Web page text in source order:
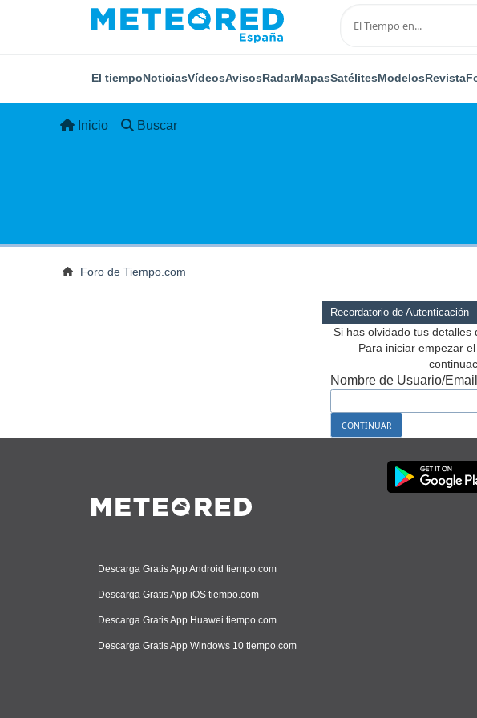
El tiempoNoticiasVídeosAvisosRadarMapasSatélitesModelosRevista
Inicio Buscar
Foro de Tiempo.com
Recordatorio de Autenticación
Si has olvidado tus detalles
Para iniciar empezar
Nombre de Usuario/
Descarga Gratis App Android tiempo.com
Descarga Gratis App iOS tiempo.com
Descarga Gratis App Huawei tiempo.com
Descarga Gratis App Windows 10 tiempo.com